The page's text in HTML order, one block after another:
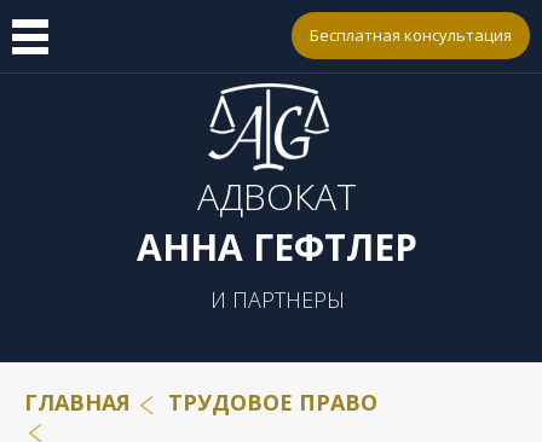
Бесплатная консультация
АДВОКАТ
АННА ГЕФТЛЕР
И ПАРТНЕРЫ
ГЛАВНАЯ ТРУДОВОЕ ПРАВО